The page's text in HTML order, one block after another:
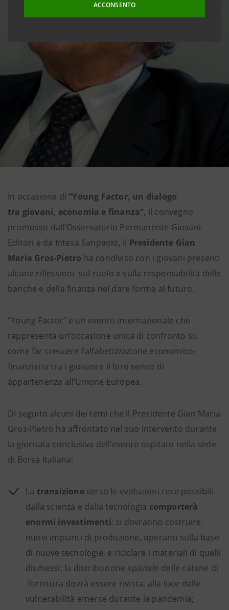
ACCONSENTO
In occasione di“Young Factor, un dialogo
tra giovani, economia e finanza”, il convegno
promosso dall’Osservatorio Permanente Giovani-
Editori e da Intesa Sanpaolo, il Presidente Gian
Maria Gros-Pietro ha condiviso con i giovani presenti
alcune riflessioni sul ruolo e sulla responsabilità delle
banche e della finanza nel dare forma al futuro.
“Young Factor” è un evento internazionale che
rappresenta un’occasione unica di confronto su
come far crescere l’alfabetizzazione economico-
finanziaria tra i giovani e il loro senso di
appartenenza all’Unione Europea.
Di seguito alcuni dei temi che il Presidente Gian Maria
Gros-Pietro ha affrontato nel suo intervento durante
la giornata conclusiva dell’evento ospitato nella sede
di Borsa Italiana:
La transizioneverso le evoluzioni rese possibili
dalla scienza e dalla tecnologia comporterà
enormi investimenti: si dovranno costruire
nuovi impianti di produzione, operanti sulla base
di nuove tecnologie, e riciclare i materiali di quelli
dismessi; la distribuzione spaziale delle catene di
fornitura dovrà essere rivista, alla luce delle
vulnerabilità emerse durante la pandemia;